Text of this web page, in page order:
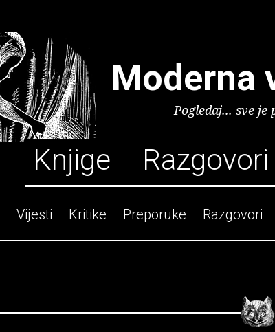
Moderna
Pogledaj... sve je
Knjige Razgovori
Vijesti Kritike Preporuke Razgovori